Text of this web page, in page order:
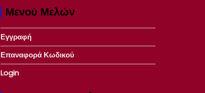
Μενού Μελών
Εγγραφή
Επαναφορά Κωδικού
Login